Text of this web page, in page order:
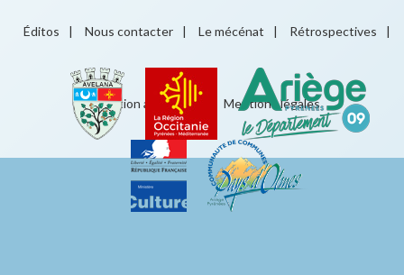
Éditos | Nous contacter | Le mécénat | Rétrospectives |
Éducation artistique Mentions légales